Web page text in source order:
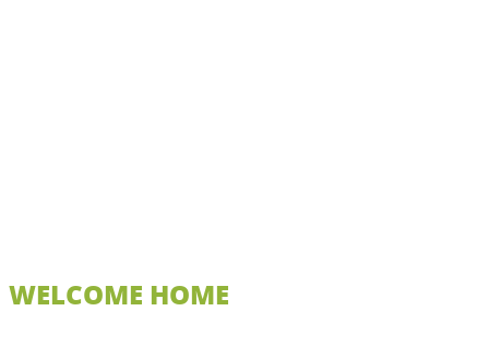
WELCOME HOME